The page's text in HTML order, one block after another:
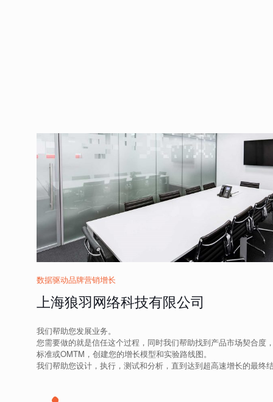
数据驱动品牌营销增长
上海狼羽网络科技有限公司
我们帮助您发展业务。
您需要做的就是信任这个过程，同时我们帮助找到产品市场契合度
标准或OMTM，创建您的增长模型和实验路线图。
我们帮助您设计，执行，测试和分析，直到达到超高速增长的最终